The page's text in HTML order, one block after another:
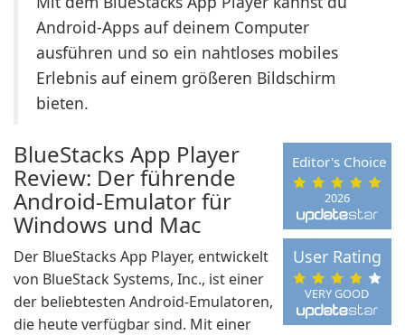
Android-Apps auf deinem Computer
ausführen und so ein nahtloses mobiles
Erlebnis auf einem größeren Bildschirm
bieten.
2026
Editor's Choice
VERY GOOD
User Rating
BlueStacks App Player
Review: Der führende
Android-Emulator für
Windows und Mac
Der BlueStacks App Player, entwickelt
von BlueStack Systems, Inc., ist einer
der beliebtesten Android-Emulatoren,
die heute verfügbar sind. Mit einer